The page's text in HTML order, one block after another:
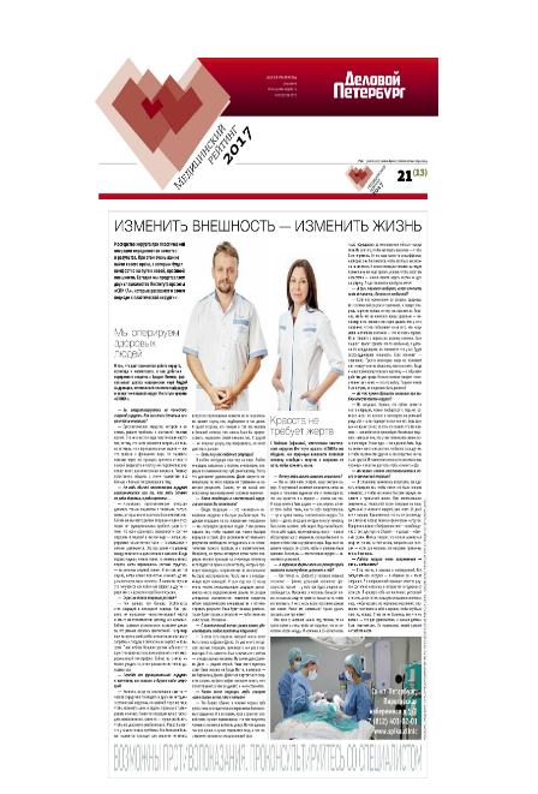
Пластические операции
Пластические хирурги
Пациентам пластической хирургии
Анализы перед операцией
До и после пластической операции
Внести предоплату
Процедуры Врачи-косметологи
Пациентам косметологии Оборудование
До и после косметологии